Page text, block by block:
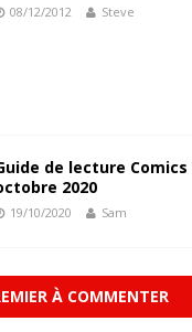
08/12/2012 Steve
de lecture Comics
2020
19/10/2020 Sam
À COMMENTER